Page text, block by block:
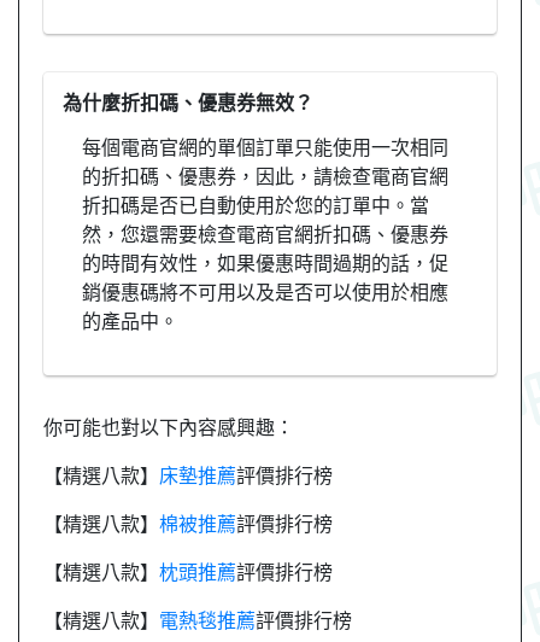
為什麼折扣碼、優惠券無效？
每個電商官網的單個訂單只能使用一次相同
的折扣碼、優惠券，因此，請檢查電商官網
折扣碼是否已自動使用於您的訂單中。當
然，您還需要檢查電商官網折扣碼、優惠券
的時間有效性，如果優惠時間過期的話，促
銷優惠碼將不可用以及是否可以使用於相應
的產品中。
你可能也對以下內容感興趣：
【精選八款】 床墊推薦評價排行榜
【精選八款】 棉被推薦評價排行榜
【精選八款】 枕頭推薦評價排行榜
【精選八款】 電熱毯推薦評價排行榜